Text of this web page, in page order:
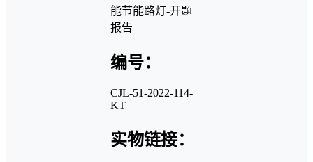
编号：
CJL-51-2022-114-
KT
实物链接：